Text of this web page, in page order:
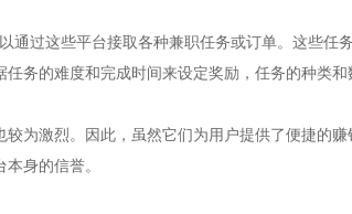
通过这些平台接取各种兼职任务或订单。这些任
务的难度和完成时间来设定奖励，任务的种类
为激烈。因此，虽然它们为用户提供了便捷的
身的信誉。